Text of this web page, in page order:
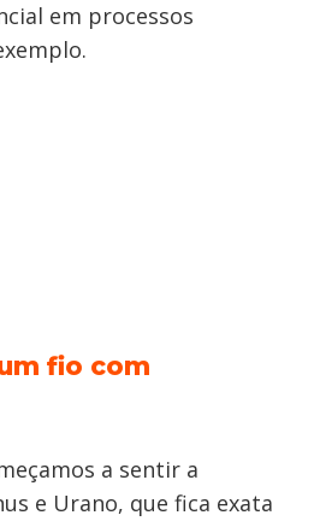
em processos
fio com
a sentir a
e Urano, que fica exata